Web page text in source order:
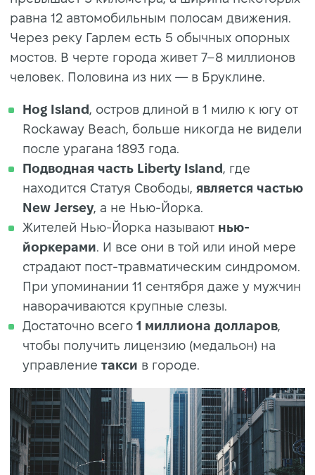
равна 12 автомобильным полосам движения.
Через реку Гарлем есть 5 обычных опорных
мостов. В черте города живет 7–8 миллионов
человек. Половина из них — в Бруклине.
Hog Island , остров длиной в 1 милю к югу от
Rockaway Beach, больше никогда не видели
после урагана 1893 года.
Подводная часть Liberty Island , где
находится Статуя Свободы, является частью
New Jersey, а не Нью-Йорка.
Жителей Нью-Йорка называют нью-
йоркерами. И все они в той или иной мере
страдают пост-травматическим синдромом.
При упоминании 11 сентября даже у мужчин
наворачиваются крупные слезы.
Достаточно всего 1 миллиона долларов,
чтобы получить лицензию (медальон) на
управление такси в городе.